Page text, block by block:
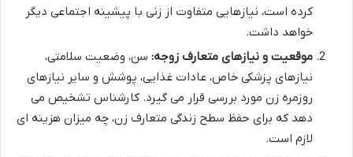
کرده است، نیازهایی متفاوت از زنی با پیشینه اجتماعی دیگر
خواهد داشت.
موقعیت و نیازهای متعارف زوجه: سن، وضعیت سلامتی،
نیازهای پزشکی خاص، عادات غذایی، پوشش و سایر نیازهای
روزمره زن مورد بررسی قرار می گیرد. کارشناس تشخیص می
دهد که برای حفظ سطح زندگی متعارف زن، چه میزان هزینه ای
لازم است.